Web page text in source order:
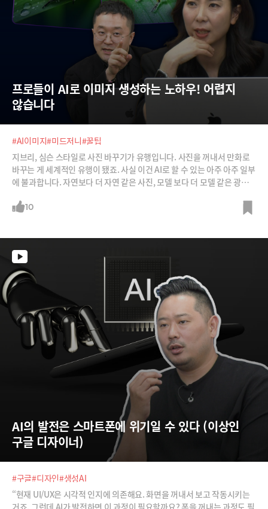
프로들이 AI로 이미지 생성하는 노하우! 어렵지
않습니다
#AI이미지#미드저니#꿀팁
지브리, 심슨 스타일로 사진 바꾸기가 유행입니다. 사진을 꺼내서 만화로
바꾸는 게 세계적인 유행이 됐죠. 사실 이건 AI로 할 수 있는 아주 아주 일부
에 불과합니다. 자연보다 더 자연 같은 사진, 모델 보다 더 모델 같은 광고
있죠.AI로 이미지, 영상을 만들고 편집하는 프로들은 어떤 노하우를 갖고
10
AI의 발전은 스마트폰에 위기일 수 있다 (이상인
구글 디자이너)
#구글#디자인#생성AI
“현재 UI/UX은 시각적 인지에 의존해요. 화면을 꺼내서 보고 작동시키는
거죠. 그런데 AI가 발전하면 이 과정이 필요할까요? 폰을 꺼내는 과정도 필